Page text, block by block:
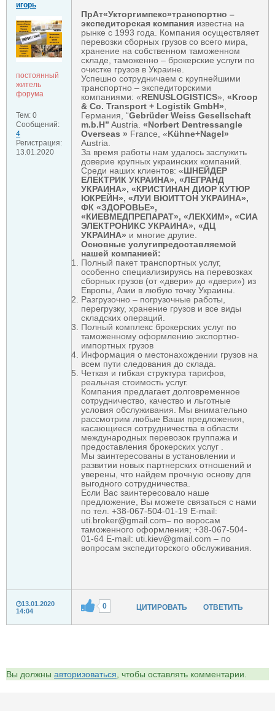
игорь
постоянный
житель
форума
Тем: 0
Сообщений:
4
Регистрация:
13.01.2020
ПрАт«Укторгимпекс»транспортно –
экспедиторская компания известна на
рынке с 1993 года. Компания осуществляет
перевозки сборных грузов cо всего мира,
хранение на собственном таможенном
складе, таможенно – брокерские услуги по
очистке грузов в Украине.
Успешно сотрудничаем с крупнейшими
транспортно – экспедиторскими
компаниями: «RENUSLOGISTICS», «Kroop
& Co. Transport + Logistik GmbH»
Германия, “Gebrüder Weiss Gesellschaft
m.b.H” Austria. «Norbert Dentressangle
Overseas » France, «Kühne+Nagel»
Austria.
За время работы нам удалось заслужить
доверие крупных украинских компаний.
Среди наших клиентов: «ШНЕЙДЕР
ЕЛЕКТРИК УКРАИНА», «ЛЕГРАНД
УКРАИНА», «КРИСТИНАН ДИОР КУТЮР
ЮКРЕЙН», «ЛУИ ВЮИТТОН УКРАИНА»,
ФК «ЗДОРОВЬЕ»,
«КИЕВМЕДПРЕПАРАТ», «ЛЕКХИМ», «СИА
ЭЛЕКТРОНИКС УКРАИНА», «ДЦ
УКРАИНА» и многие другие.
Основные услугипредоставляемой
нашей компанией:
Полный пакет транспортных услуг,
особенно специализируясь на перевозках
сборных грузов (от «двери» до «двери») из
Европы, Азии в любую точку Украины.
Разгрузочно – погрузочные работы,
перегрузку, хранение грузов и все виды
складских операций.
Полный комплекс брокерских услуг по
таможенному оформлению экспортно-
импортных грузов
Информация о местонахождении грузов на
всем пути следования до склада.
Четкая и гибкая структура тарифов,
реальная стоимость услуг.
Компания предлагает долговременное
сотрудничество, качество и льготные
условия обслуживания. Мы внимательно
рассмотрим любые Ваши предложения,
касающиеся сотрудничества в области
международных перевозок группажа и
предоставления брокерских услуг .
Мы заинтересованы в установлении и
развитии новых партнерских отношений и
уверены, что найдем прочную основу для
выгодного сотрудничества.
Если Вас заинтересовало наше
предложение, Вы можете связаться с нами
по тел. +38-067-504-01-19 E-mail:
uti.broker@gmail.com– по воросам
таможенного оформления; +38-067-504-
01-64 E-mail: uti.kiev@gmail.com – по
вопросам экспедиторского обслуживания.
13.01.2020
14:04
0 ЦИТИРОВАТЬ ОТВЕТИТЬ
Вы должны авторизоваться , чтобы оставлять комментарии.